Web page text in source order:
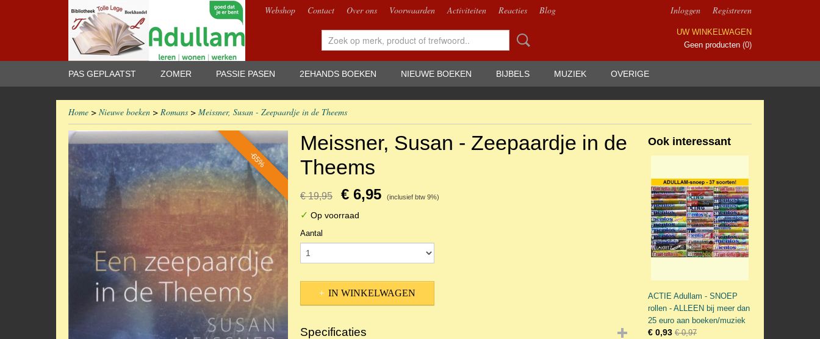
Webshop Contact Over ons Voorwaarden Activiteiten Reacties Blog Inloggen Registreren
UW WINKELWAGEN
Geen producten (0)
PAS GEPLAATST ZOMER PASSIE PASEN 2EHANDS BOEKEN NIEUWE BOEKEN BIJBELS MUZIEK OVERIGE
Home > Nieuwe boeken > Romans > Meissner, Susan - Zeepaardje in de Theems
-65%
Meissner, Susan - Zeepaardje in de
Theems
€ 19,95 € 6,95 (inclusief btw 9%)
✓ Op voorraad
Aantal
IN WINKELWAGEN
Specificaties
Ook interessant
ACTIE Adullam - SNOEP
rollen - ALLEEN bij meer dan
25 euro aan boeken/muziek
€ 0,93 € 0,97